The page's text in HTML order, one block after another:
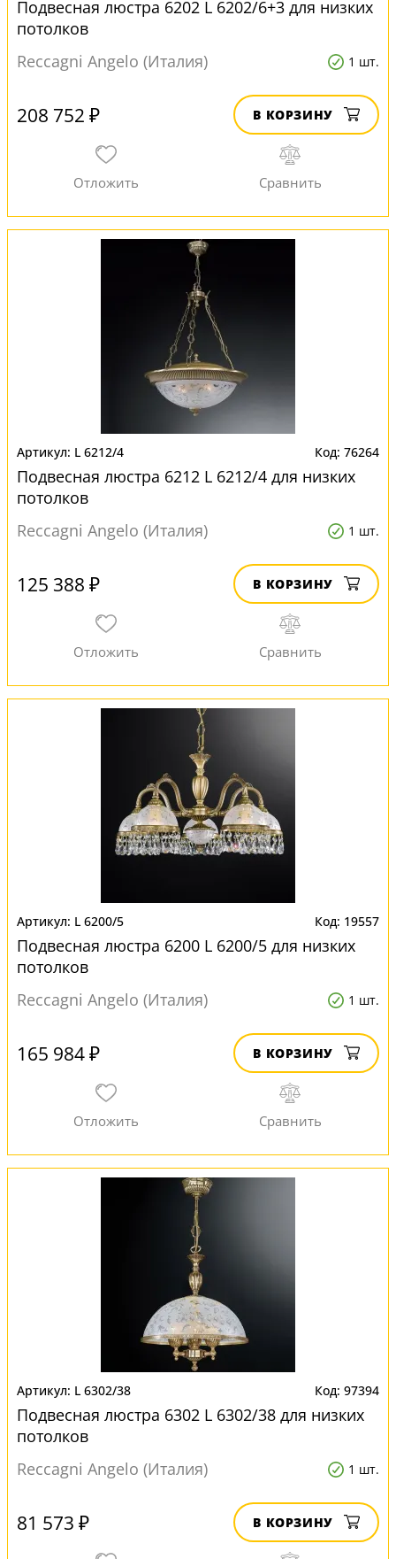
Подвесная люстра 6202 L 6202/6+3 для низких
потолков
Reccagni Angelo (Италия)
1 шт.
208 752 ₽ В КОРЗИНУ
L 6212/4 76264
Подвесная люстра 6212 L 6212/4 для низких
потолков
Reccagni Angelo (Италия)
1 шт.
125 388 ₽ В КОРЗИНУ
L 6200/5 19557
Подвесная люстра 6200 L 6200/5 для низких
потолков
Reccagni Angelo (Италия)
1 шт.
165 984 ₽ В КОРЗИНУ
L 6302/38 97394
Подвесная люстра 6302 L 6302/38 для низких
потолков
Reccagni Angelo (Италия)
1 шт.
81 573 ₽ В КОРЗИНУ